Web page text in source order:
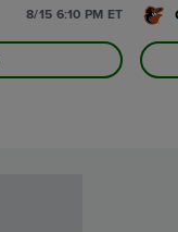
8/15 6:10 PM ET